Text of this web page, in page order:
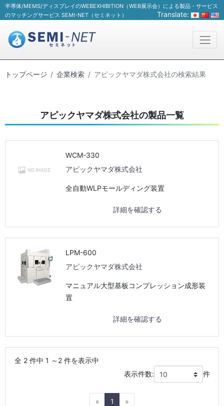
半導体/MEMS/ディスプレイのWEBEXHIBITION（WEB展示会）による製品・サービス
のマッチングサービス SEMI-NET（セミネット）
Translate:
トップページ 企業検索 アピックヤマダ株式会社の検索結果
アピックヤマダ株式会社の製品一覧
WCM-330
アピックヤマダ株式会社
全自動WLPモールディング装置
詳細を確認する
LPM-600
アピックヤマダ株式会社
マニュアル大型基板コンプレッション成形装
置
詳細を確認する
全 2 件中 1 ～2 件を表示中
表示件数:
件
« Previous
1 »Next